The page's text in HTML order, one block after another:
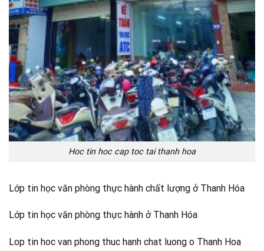
Hoc tin hoc cap toc tai thanh hoa
Lớp tin học văn phòng thực hành chất lượng ở Thanh Hóa
Lớp tin học văn phòng thực hành ở Thanh Hóa
Lop tin hoc van phong thuc hanh chat luong o Thanh Hoa